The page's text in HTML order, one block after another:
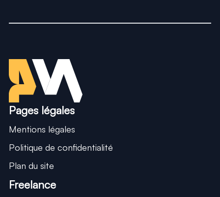
Pages légales
Mentions légales
Politique de confidentialité
Plan du site
Statut
Freelance